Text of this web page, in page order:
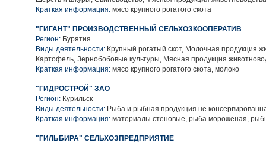
Краткая информация: мясо крупного рогатого скота
"ГИГАНТ" ПРОИЗВОДСТВЕННЫЙ СЕЛЬХОЗКООПЕРАТИВ
Регион: Бурятия
Виды деятельности: Крупный рогатый скот, Молочная продукция
Картофель, Зернобобовые культуры, Мясная продукция
Краткая информация: мясо крупного рогатого скота, молоко
"ГИДРОСТРОЙ" ЗАО
Регион: Курильск
Виды деятельности: Рыба и рыбная продукция не
Краткая информация: материалы стеновые, рыба мороженая,
"ГИЛЬБИРА" СЕЛЬХОЗПРЕДПРИЯТИЕ